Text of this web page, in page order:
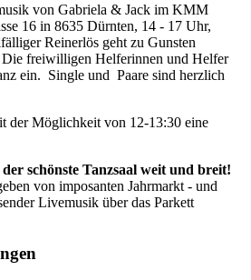
von Gabriela & Jack im KMM
16 in 8635 Dürnten, 14 - 17 Uhr,
Reinerlös geht zu Gunsten
freiwilligen Helferinnen und Helfer
ein. Single und Paare sind herzlich
der Möglichkeit von 12-13:30 eine
schönste Tanzsaal weit und breit!
von imposanten Jahrmarkt - und
Livemusik über das Parkett